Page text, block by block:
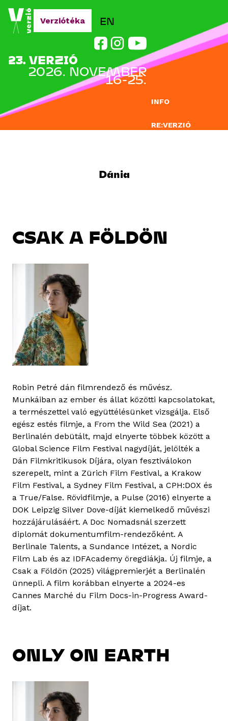
Jump to navigation
INFO
RE:VERZIÓ
EN
23. VERZIÓ
2026. NOVEMBER
16-25.
Verziótéka
Dánia
CSAK A FÖLDÖN
Robin Petré dán filmrendező és művész.
Munkáiban az ember és állat közötti kapcsolatokat,
a természettel való együttélésünket vizsgálja. Első
egész estés filmje, a From the Wild Sea (2021) a
Berlinalén debütált, majd elnyerte többek között a
Global Science Film Festival nagydíját, jelölték a
Dán Filmkritikusok Díjára, olyan fesztiválokon
szerepelt, mint a Zürich Film Festival, a Krakow
Film Festival, a Sydney Film Festival, a CPH:DOX és
a True/False. Rövidfilmje, a Pulse (2016) elnyerte a
DOK Leipzig Silver Dove-díját kiemelkedő művészi
hozzájárulásáért. A Doc Nomadsnál szerzett
diplomát dokumentumfilm-rendezőként. A
Berlinale Talents, a Sundance Intézet, a Nordic
Film Lab és az IDFAcademy öregdiákja. Új filmje, a
Csak a Földön (2025) világpremierjét a Berlinalén
ünnepli. A film korábban elnyerte a 2024-es
Cannes Marché du Film Docs-in-Progress Award-
díjat.
ONLY ON EARTH